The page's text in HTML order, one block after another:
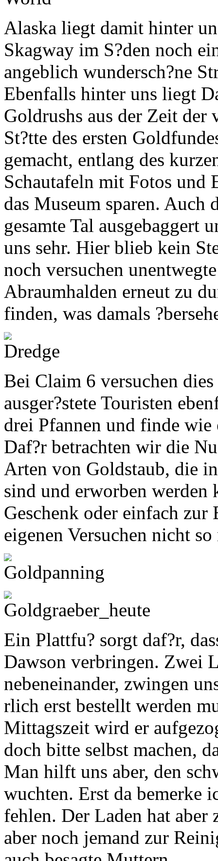
Alaska liegt damit hinter
Skagway im S?den noch
angeblich wundersch?ne
Ebenfalls hinter uns liegt
Goldrushs aus der Zeit der
St?tte des ersten
gemacht, entlang des
Schautafeln mit Fotos und
das Museum sparen. Auch
gesamte Tal ausgebaggert
uns sehr. Hier blieb kein
noch versuchen
Abraumhalden erneut zu
finden, was damals
Bei Claim 6 versuchen
ausger?stete Touristen
drei Pfannen und finde
Daf?r betrachten wir die
Arten von Goldstaub, die
sind und erworben werden
Geschenk oder einfach
eigenen Versuchen nicht
Ein Plattfu? sorgt daf?r,
Dawson verbringen. Zwei
nebeneinander, zwingen
rlich erst bestellt werden
Mittagszeit wird er
doch bitte selbst machen,
Man hilft uns aber, den
wuchten. Erst da bemerke
fehlen. Der Laden hat aber
aber noch jemand zur